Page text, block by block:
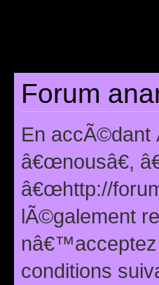
Forum
En accÃ©dant
â€œnousâ€,
â€œhttp://
lÃ©galement
conditions